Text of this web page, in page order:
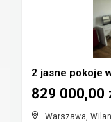
2 jasne pokoje
Warszawa,
829 000,00